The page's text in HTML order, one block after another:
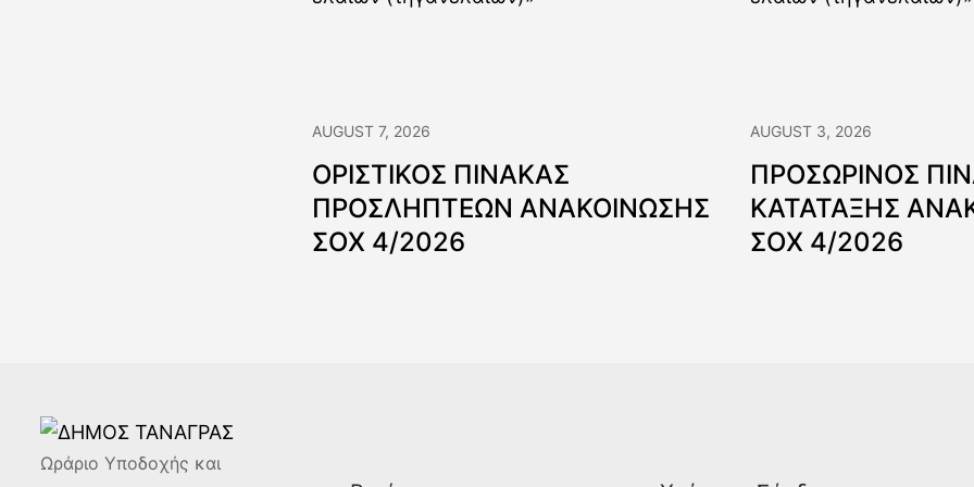
AUGUST 7, 2026
ΟΡΙΣΤΙΚΟΣ ΠΙΝΑΚΑΣ
ΠΡΟΣΛΗΠΤΕΩΝ ΑΝΑΚΟΙΝΩΣΗΣ
ΣΟΧ 4/2026
AUGUST 3, 2026
ΠΡΟΣΩΡΙΝΟΣ
ΚΑΤΑΤΑΞΗΣ
ΣΟΧ 4/2026
Ωράριο Υποδοχής και